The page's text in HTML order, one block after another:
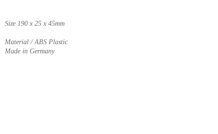
Size 190 x 25 x 45mm
Material / ABS Plastic
Made in Germany